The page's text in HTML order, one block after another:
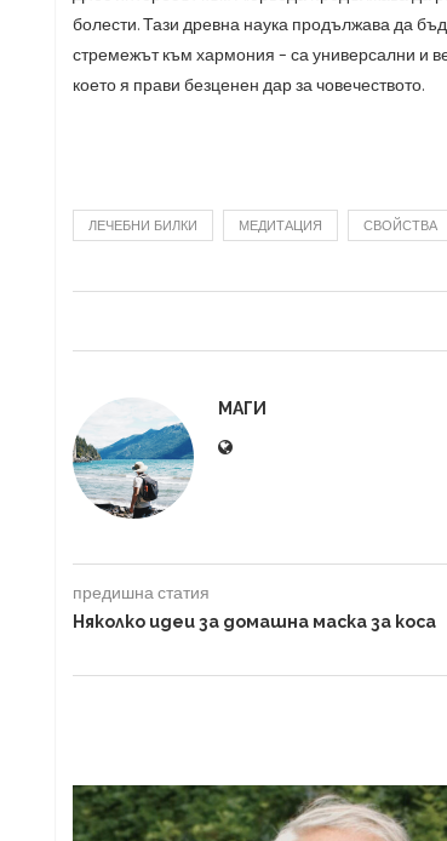
болести. Тази древна наука продължава да
стремежът към хармония – са универсални и
което я прави безценен дар за човечеството.
ЛЕЧЕБНИ БИЛКИ МЕДИТАЦИЯ СВОЙСТВА
МАГИ
предишна статия
Няколко идеи за домашна маска за коса